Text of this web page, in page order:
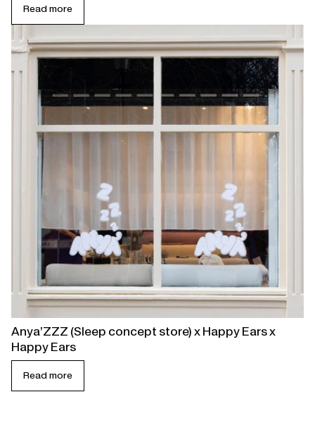
Read more
linked
page
Anya’ZZZ (Sleep concept store) x Happy Ears x
Happy Ears
Read more